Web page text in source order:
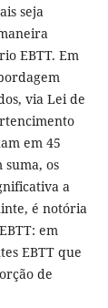
seja
EBTT. Em
via Lei de
em 45
suma, os
a
é notória
em
EBTT que
de